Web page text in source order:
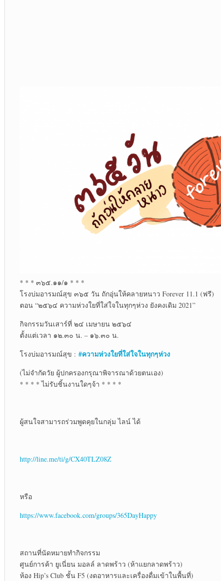
* * * ๓๖๕.๑๑/๑ * * *
โรงบ่มอารมณ์สุข ๓๖๕ วัน ถักอุ่นให้คลายหนาว Forever 11.1 (ฟรี)
ตอน “๒๕๖๔ ความห่วงใยที่ใส่ใจในทุกๆห่วง ยังคงเดิม 2021”
กิจกรรมวันเสาร์ที่ ๒๔ เมษายน ๒๕๖๔
ตั้งแต่เวลา ๑๒.๓๐ น. – ๑๖.๓๐ น.
โรงบ่มอารมณ์สุข : #ความห่วงใยที่ใส่ใจในทุกๆห่วง
(ไม่จำกัดวัย ผู้ปกครองกรุณาพิจารณาด้วยตนเอง)
* * * * ไม่รับชิ้นงานใดๆจ้า * * * *
ผู้สนใจสามารถร่วมพูดคุยในกลุ่ม ไลน์ ได้
http://line.me/ti/g/CX40TLZ08Z
หรือ
https://www.facebook.com/groups/365DayHappy
สถานที่นัดหมายทำกิจกรรม
ศูนย์การค้า ยูเนี่ยน มอลล์ ลาดพร้าว (ห้าแยกลาดพร้าว)
ห้อง Hip’s Club ชั้น F5 (งดอาหารและเครื่องดื่มเข้าในพื้นที่)